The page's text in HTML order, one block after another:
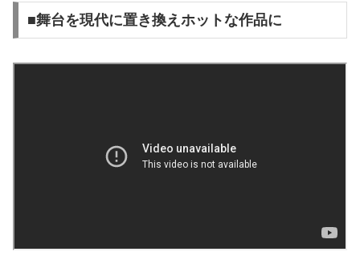
■舞台を現代に置き換えホットな作品に